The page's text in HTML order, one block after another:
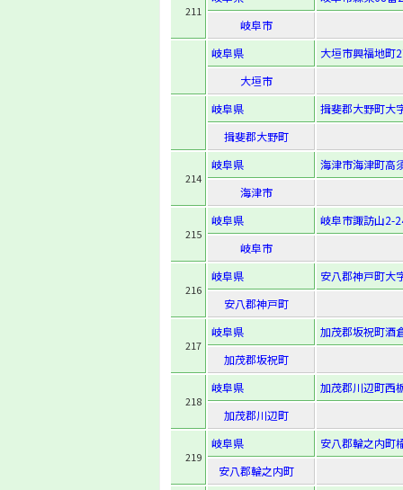
211
岐阜市
岐阜県
大垣市興福地町
大垣市
岐阜県
揖斐郡大野町大
揖斐郡大野町
214
岐阜県
海津市海津町高
海津市
215
岐阜県
岐阜市諏訪山2-
岐阜市
216
岐阜県
安八郡神戸町大
安八郡神戸町
217
岐阜県
加茂郡坂祝町酒
加茂郡坂祝町
218
岐阜県
加茂郡川辺町西
加茂郡川辺町
219
岐阜県
安八郡輪之内町
安八郡輪之内町